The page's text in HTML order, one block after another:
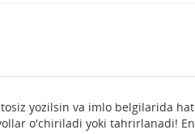
yozilsin va imlo belgilarida
o'chiriladi yoki tahrirlanadi!